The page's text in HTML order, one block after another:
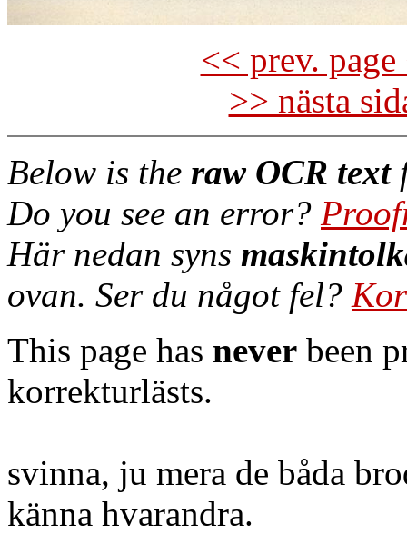
<< prev.
>> nästa
Below is the raw OCR text
Do you see an error?
Här nedan syns
ovan. Ser du något fel?
This page has never been
korrekturlästs.
svinna, ju mera de båda
känna hvarandra.